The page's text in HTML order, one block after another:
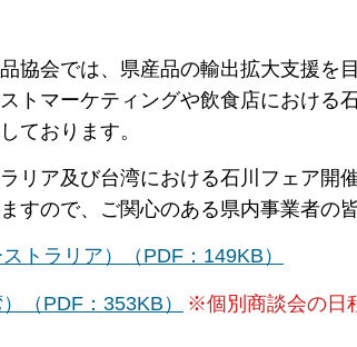
協会では、県産品の輸出拡大支援を
トマーケティングや飲食店における
ております。
リア及び台湾における石川フェア開
すので、ご関心のある県内事業者の
トラリア）（PDF：149KB）
（PDF：353KB） ※個別商談会の日